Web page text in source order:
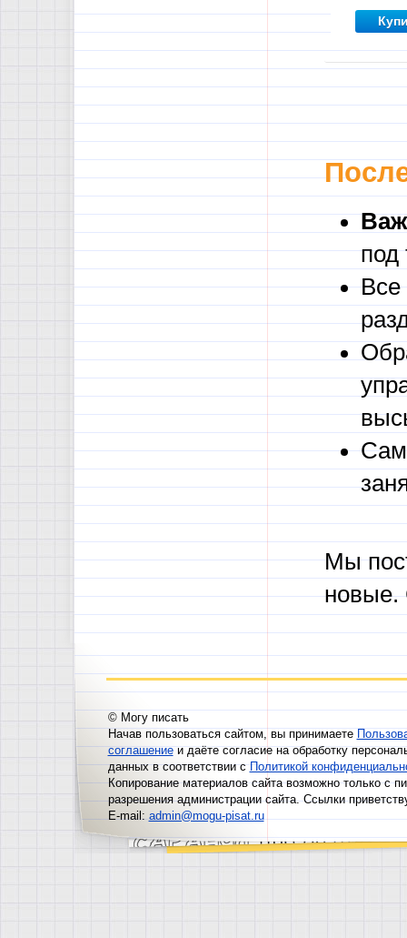
под
Все
Мы
новые.
© Могу писать
Начав пользоваться сайтом, вы принимаете
соглашениеи даёте согласие на обработку
данных в соответствии сПолитикой
Копирование материалов сайта возможно только с
разрешения администрации сайта. Ссылки
E-mail:admin@mogu-pisat.ru